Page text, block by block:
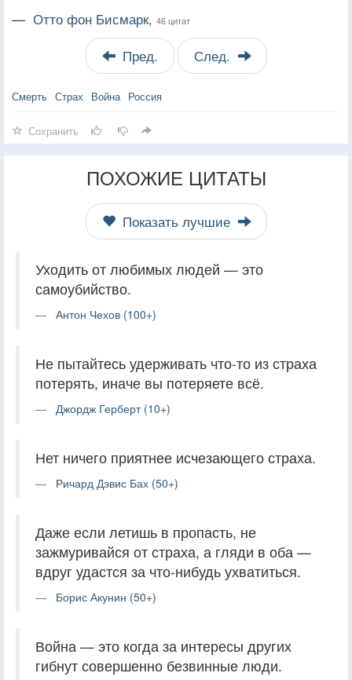
— Отто фон Бисмарк, 46 цитат
Пред. След.
Смерть Страх Война Россия
Сохранить
ПОХОЖИЕ ЦИТАТЫ
Показать лучшие
Уходить от любимых людей — это
самоубийство.
Антон Чехов (100+)
Не пытайтесь удерживать что-то из страха
потерять, иначе вы потеряете всё.
Джордж Герберт (10+)
Нет ничего приятнее исчезающего страха.
Ричард Дэвис Бах (50+)
Даже если летишь в пропасть, не
зажмуривайся от страха, а гляди в оба —
вдруг удастся за что-нибудь ухватиться.
Борис Акунин (50+)
Война — это когда за интересы других
гибнут совершенно безвинные люди.